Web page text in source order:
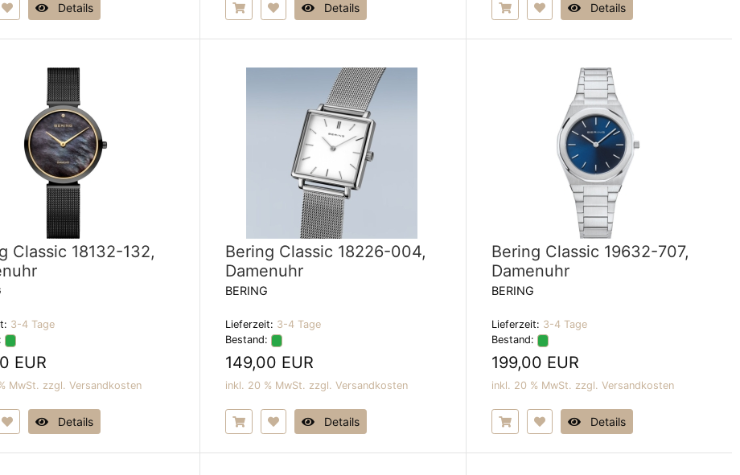
Details Details Details
Classic 18132-132,
3-4 Tage
EUR
MwSt. zzgl. Versandkosten
Details
Bering Classic 18226-004,
Damenuhr
BERING
Lieferzeit: 3-4 Tage
Bestand:
149,00 EUR
inkl. 20 % MwSt. zzgl. Versandkosten
Details
Bering Classic 19632-707,
Damenuhr
BERING
Lieferzeit: 3-4 Tage
Bestand:
199,00 EUR
inkl. 20 % MwSt. zzgl. Versandkosten
Details